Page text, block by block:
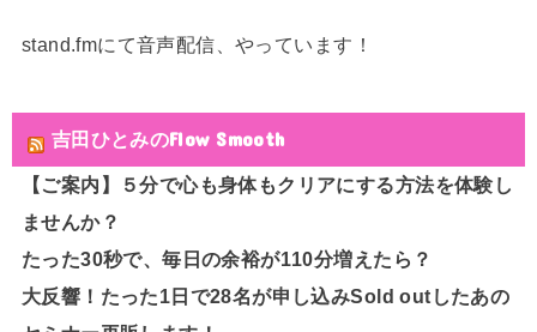
stand.fmにて音声配信、やっています！
吉田ひとみのFlow Smooth
【ご案内】５分で心も身体もクリアにする方法を体験し
ませんか？
たった30秒で、毎日の余裕が110分増えたら？
大反響！たった1日で28名が申し込みSold outしたあの